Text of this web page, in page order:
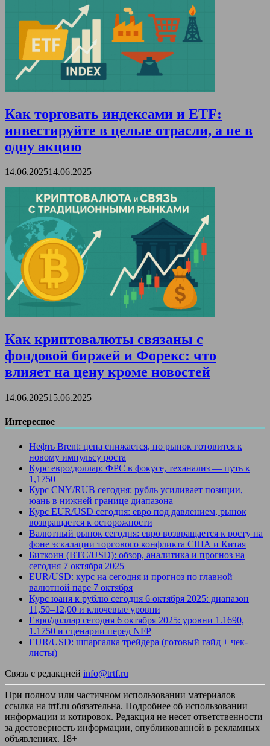
Как торговать индексами и ETF:
инвестируйте в целые отрасли, а не в
одну акцию
14.06.202514.06.2025
Как криптовалюты связаны с
фондовой биржей и Форекс: что
влияет на цену кроме новостей
14.06.202515.06.2025
Интересное
Нефть Brent: цена снижается, но рынок готовится к
новому импульсу роста
Курс евро/доллар: ФРС в фокусе, теханализ — путь к
1,1750
Курс CNY/RUB сегодня: рубль усиливает позиции,
юань в нижней границе диапазона
Курс EUR/USD сегодня: евро под давлением, рынок
возвращается к осторожности
Валютный рынок сегодня: евро возвращается к росту на
фоне эскалации торгового конфликта США и Китая
Биткоин (BTC/USD): обзор, аналитика и прогноз на
сегодня 7 октября 2025
EUR/USD: курс на сегодня и прогноз по главной
валютной паре 7 октября
Курс юаня к рублю сегодня 6 октября 2025: диапазон
11,50–12,00 и ключевые уровни
Евро/доллар сегодня 6 октября 2025: уровни 1.1690,
1.1750 и сценарии перед NFP
EUR/USD: шпаргалка трейдера (готовый гайд + чек-
листы)
Связь с редакцией info@trtf.ru
При полном или частичном использовании материалов
ссылка на trtf.ru обязательна. Подробнее об использовании
информации и котировок. Редакция не несет ответственности
за достоверность информации, опубликованной в рекламных
объявлениях. 18+